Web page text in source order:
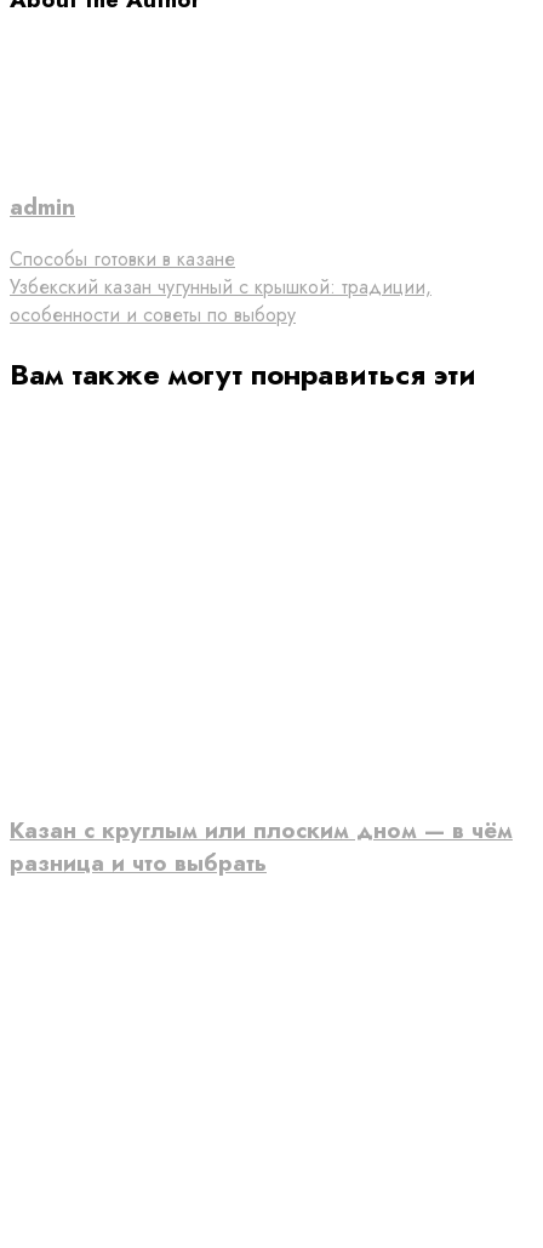
admin
Способы готовки в казане
Узбекский казан чугунный с крышкой: традиции,
особенности и советы по выбору
Вам также могут понравиться эти
Казан с круглым или плоским дном — в чём
разница и что выбрать